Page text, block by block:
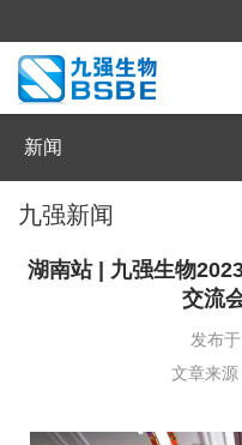
新闻
九强新闻
湖南站 | 九强生物
交流
发布
文章来